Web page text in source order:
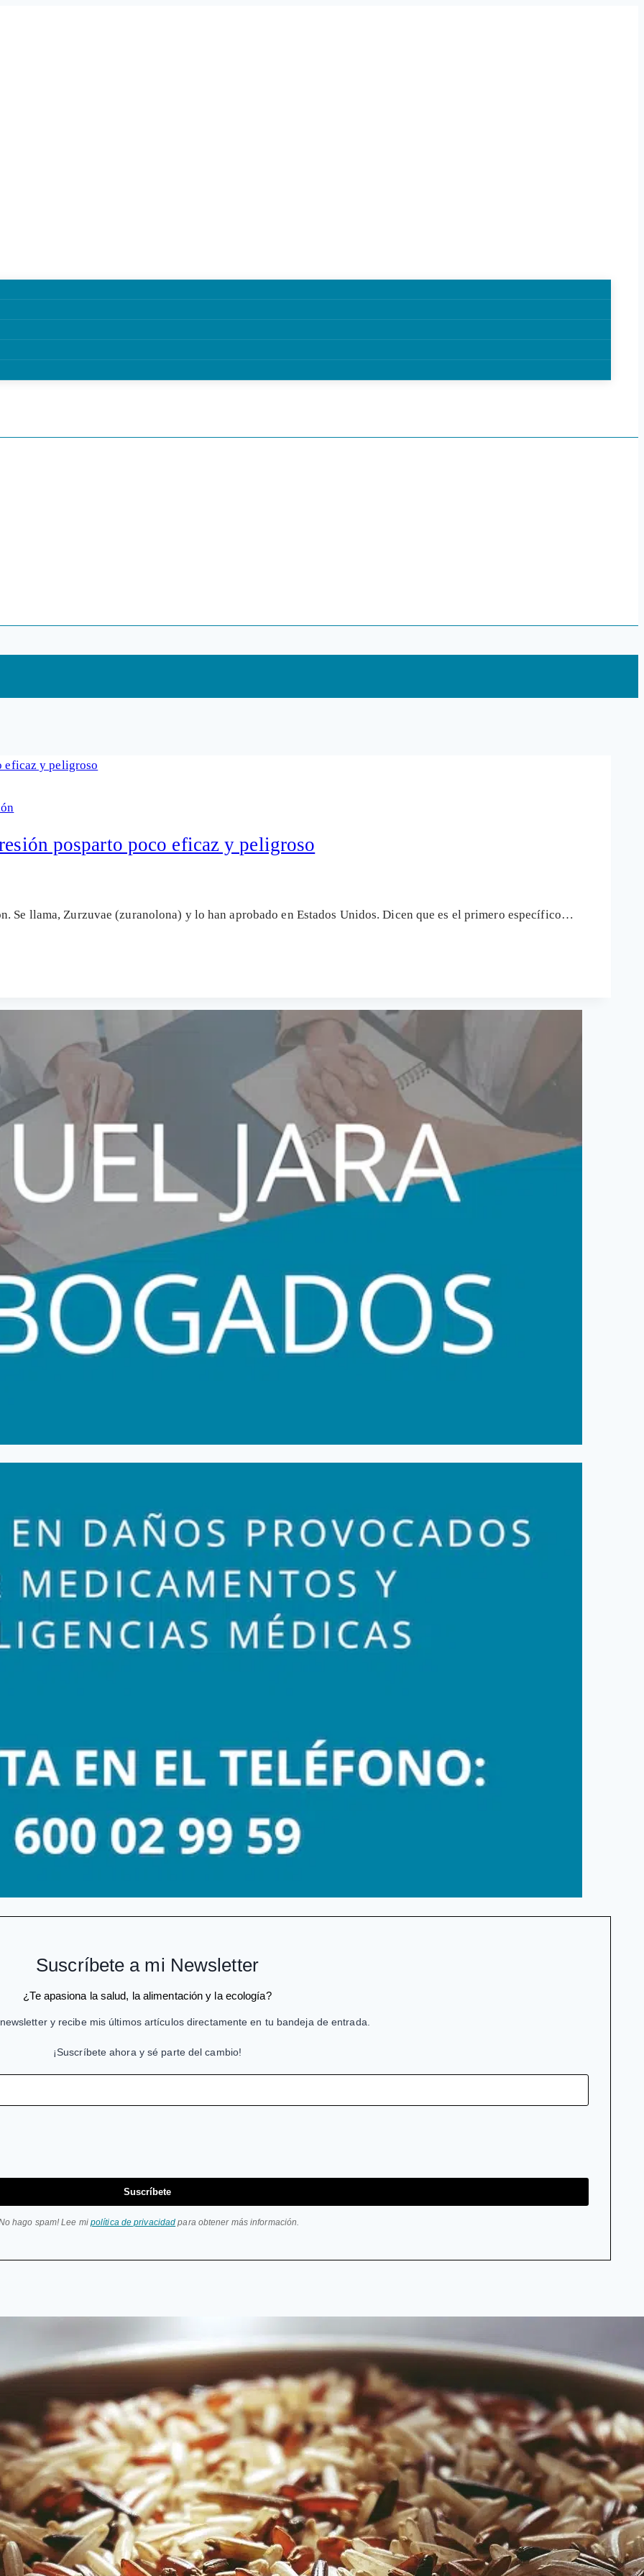
posparto poco eficaz y peligroso
Se llama, Zurzuvae (zuranolona) y lo han aprobado en Estados Unidos. Dicen que es el primero específico…
Suscríbete a mi Newsletter
¿Te apasiona la salud, la alimentación y la ecología?
y recibe mis últimos artículos directamente en tu bandeja de entrada.
¡Suscríbete ahora y sé parte del cambio!
Suscríbete
hago spam! Lee mi política de privacidad para obtener más información.